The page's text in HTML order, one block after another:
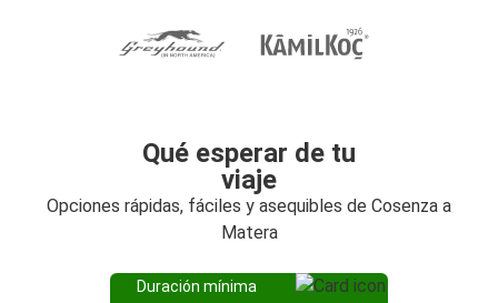
Qué esperar de tu
viaje
Opciones rápidas, fáciles y asequibles de Cosenza a
Matera
Duración mínima